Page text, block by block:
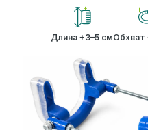
Длина +3–5 смОбхват